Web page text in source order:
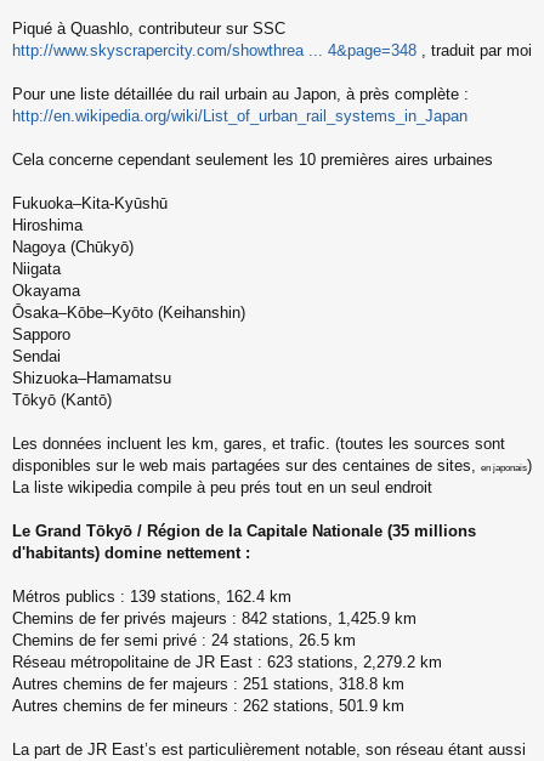
s
g
n
o
u
Piqué à Quashlo, contributeur sur SSC
http://www.skyscrapercity.com/showthrea ... 4&page=348 , traduit par moi
Pour une liste détaillée du rail urbain au Japon, à près complète :
http://en.wikipedia.org/wiki/List_of_urban_rail_systems_in_Japan
Cela concerne cependant seulement les 10 premières aires urbaines
Fukuoka‒Kita-Kyūshū
Hiroshima
Nagoya (Chūkyō)
Niigata
Okayama
Ōsaka‒Kōbe‒Kyōto (Keihanshin)
Sapporo
Sendai
Shizuoka‒Hamamatsu
Tōkyō (Kantō)
Les données incluent les km, gares, et trafic. (toutes les sources sont
disponibles sur le web mais partagées sur des centaines de sites, en japonais)
La liste wikipedia compile à peu prés tout en un seul endroit
Le Grand Tōkyō / Région de la Capitale Nationale (35 millions
d'habitants) domine nettement :
Métros publics : 139 stations, 162.4 km
Chemins de fer privés majeurs : 842 stations, 1,425.9 km
Chemins de fer semi privé : 24 stations, 26.5 km
Réseau métropolitaine de JR East : 623 stations, 2,279.2 km
Autres chemins de fer majeurs : 251 stations, 318.8 km
Autres chemins de fer mineurs : 262 stations, 501.9 km
La part de JR East’s est particulièrement notable, son réseau étant aussi